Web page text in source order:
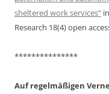
sheltered work services“
Research 18(4) open
***************
Auf regelmäßigen